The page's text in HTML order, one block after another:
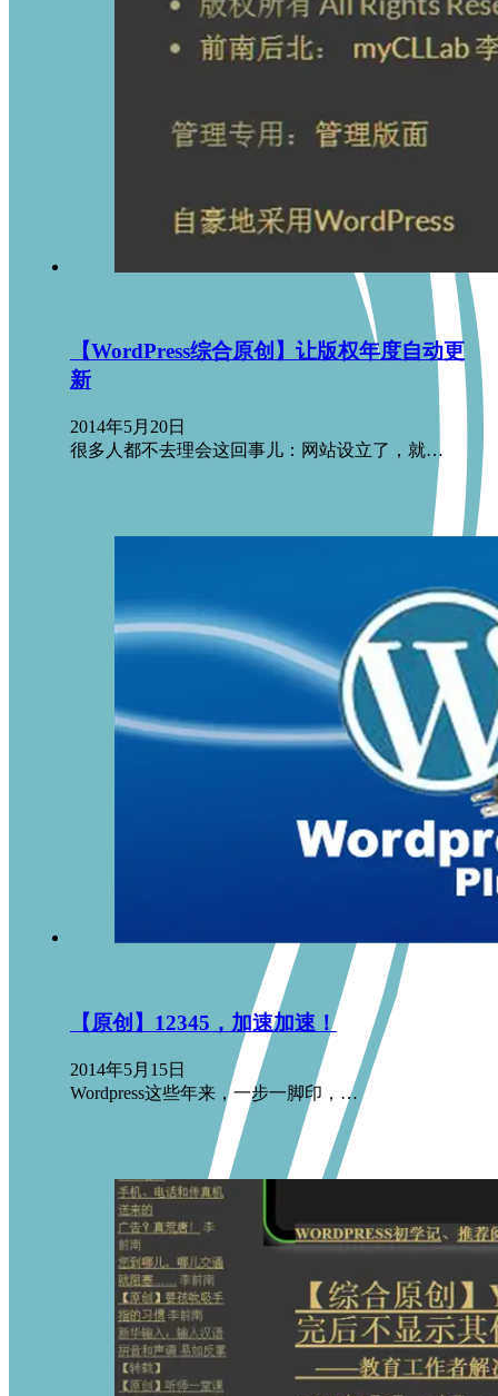
【WordPress综合原创】让版权年度自动更
新
2014年5月20日
很多人都不去理会这回事儿：网站设立了，就…
【原创】12345，加速加速！
2014年5月15日
Wordpress这些年来，一步一脚印，…